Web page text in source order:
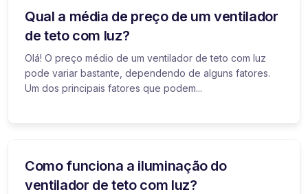
Qual a média de preço de um ventilador
de teto com luz?
Olá! O preço médio de um ventilador de teto com luz
pode variar bastante, dependendo de alguns fatores.
Um dos principais fatores que podem...
Como funciona a iluminação do
ventilador de teto com luz?